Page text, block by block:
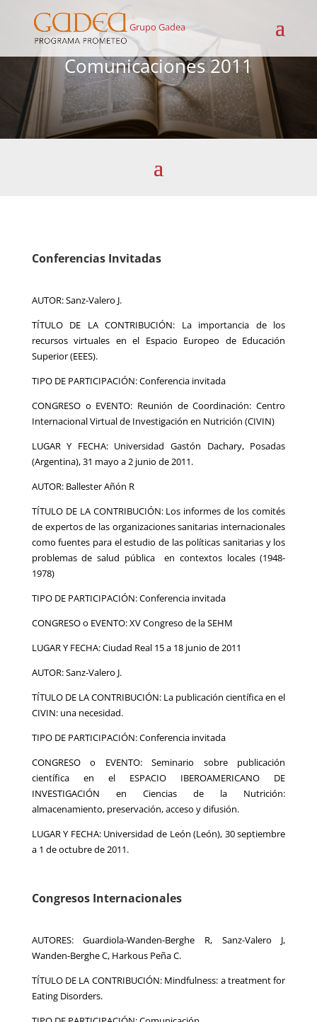
Grupo Gadea
Comunicaciones 2011
Conferencias Invitadas
AUTOR: Sanz-Valero J.
TÍTULO DE LA CONTRIBUCIÓN: La importancia de los
recursos virtuales en el Espacio Europeo de Educación
Superior (EEES).
TIPO DE PARTICIPACIÓN: Conferencia invitada
CONGRESO o EVENTO: Reunión de Coordinación: Centro
Internacional Virtual de Investigación en Nutrición (CIVIN)
LUGAR Y FECHA: Universidad Gastón Dachary, Posadas
(Argentina), 31 mayo a 2 junio de 2011.
AUTOR: Ballester Añón R
TÍTULO DE LA CONTRIBUCIÓN: Los informes de los comités
de expertos de las organizaciones sanitarias internacionales
como fuentes para el estudio de las políticas sanitarias y los
problemas de salud pública en contextos locales (1948-
1978)
TIPO DE PARTICIPACIÓN: Conferencia invitada
CONGRESO o EVENTO: XV Congreso de la SEHM
LUGAR Y FECHA: Ciudad Real 15 a 18 junio de 2011
AUTOR: Sanz-Valero J.
TÍTULO DE LA CONTRIBUCIÓN: La publicación científica en el
CIVIN: una necesidad.
TIPO DE PARTICIPACIÓN: Conferencia invitada
CONGRESO o EVENTO: Seminario sobre publicación
científica en el ESPACIO IBEROAMERICANO DE
INVESTIGACIÓN en Ciencias de la Nutrición:
almacenamiento, preservación, acceso y difusión.
LUGAR Y FECHA: Universidad de León (León), 30 septiembre
a 1 de octubre de 2011.
Congresos Internacionales
AUTORES: Guardiola-Wanden-Berghe R, Sanz-Valero J,
Wanden-Berghe C, Harkous Peña C.
TÍTULO DE LA CONTRIBUCIÓN: Mindfulness: a treatment for
Eating Disorders.